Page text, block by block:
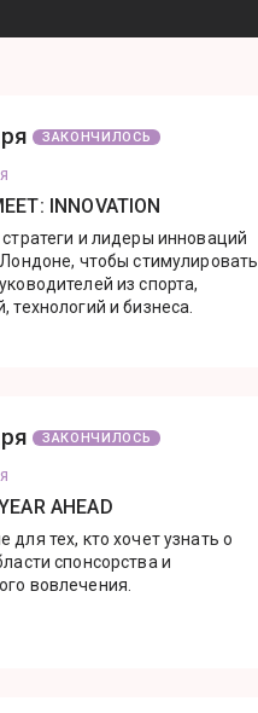
ЗАКОНЧИЛОСЬ
INNOVATION
и лидеры инноваций
чтобы стимулировать
из спорта,
технологий и бизнеса.
ЗАКОНЧИЛОСЬ
AHEAD
для тех, кто хочет узнать о
спонсорства и
вовлечения.